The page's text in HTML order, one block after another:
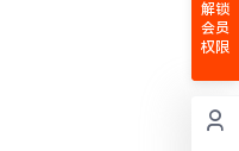
解锁
会员
权限